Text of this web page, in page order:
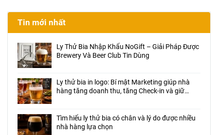
Tin mới nhất
Ly Thử Bia Nhập Khẩu NoGift – Giải Pháp Được
Brewery Và Beer Club Tin Dùng
Ly thử bia in logo: Bí mật Marketing giúp nhà
hàng tăng doanh thu, tăng Check-in và giữ
Tìm hiểu ly thử bia có chân và lý do được nhiều
nhà hàng lựa chọn